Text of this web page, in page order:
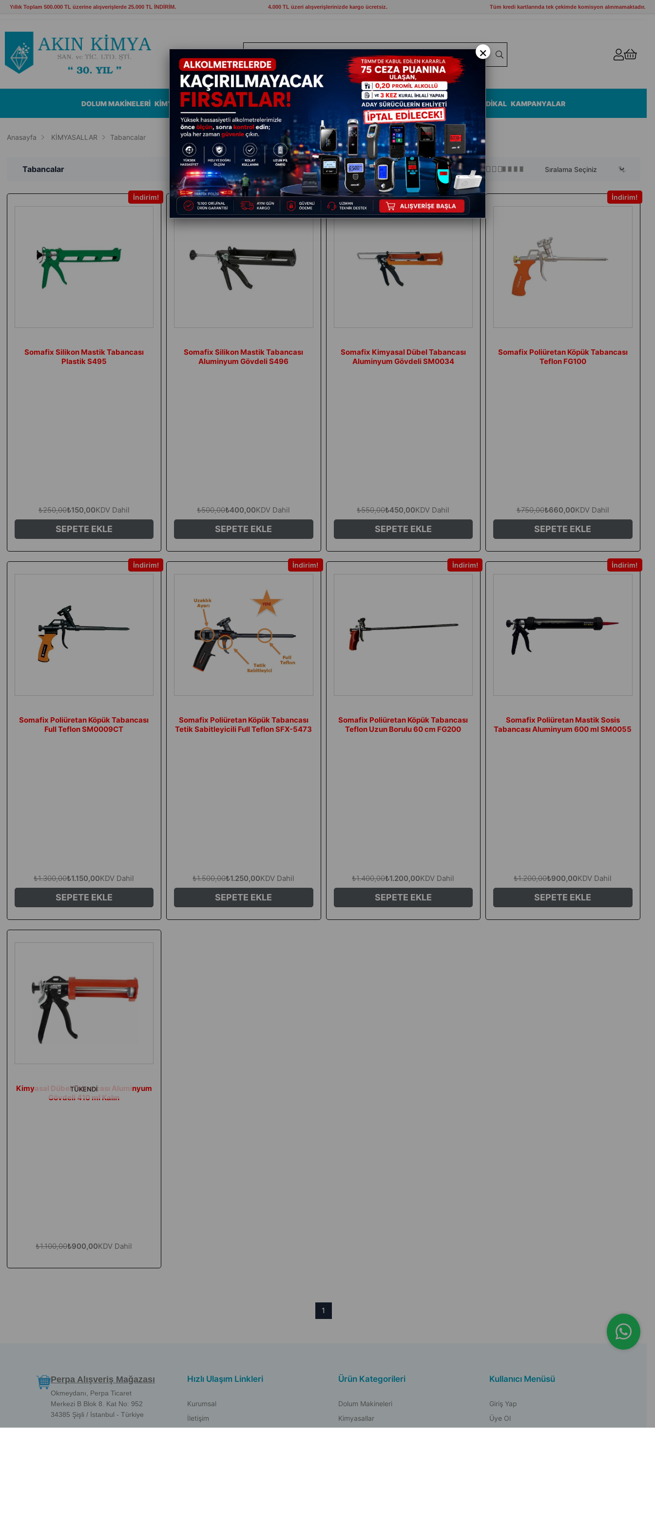
Yıllık Toplam 500.000 TL üzerine alışverişlerde 25.000 TL İNDİRİM. 4.000 TL üzeri alışverişlerinizde kargo ücretsiz. Tüm kredi kartlarında tek çekimde komisyon alınmamaktadır.
DOLUM MAKİNELERİ KİMYASALLAR BANTLAR HIRDAVAT ELEKTRİKLİ ALETLER BAHÇE VE KAMP MALZEMELERİ MEDİKAL KAMPANYALAR
Anasayfa KİMYASALLAR Tabancalar
Tabancalar
Somafix Silikon Mastik Tabancası
Plastik S495
₺150,00KDV Dahil
₺250,00
SEPETE EKLE
İndirim
Somafix Silikon Mastik Tabancası
Aluminyum Gövdeli S496
₺400,00KDV Dahil
₺500,00
SEPETE EKLE
İndirim
Somafix Kimyasal Dübel Tabancası
Aluminyum Gövdeli SM0034
₺450,00KDV Dahil
₺550,00
SEPETE EKLE
İndirim
Somafix Poliüretan Köpük Tabancası
Teflon FG100
₺660,00KDV Dahil
₺750,00
SEPETE EKLE
İndirim
Somafix Poliüretan Köpük Tabancası
Full Teflon SM0009CT
₺1.150,00KDV Dahil
₺1.300,00
SEPETE EKLE
İndirim
Somafix Poliüretan Köpük Tabancası
Tetik Sabitleyicili Full Teflon SFX-5473
₺1.250,00KDV Dahil
₺1.500,00
SEPETE EKLE
İndirim
Somafix Poliüretan Köpük Tabancası
Teflon Uzun Borulu 60 cm FG200
₺1.200,00KDV Dahil
₺1.400,00
SEPETE EKLE
İndirim
Somafix Poliüretan Mastik Sosis
Tabancası Aluminyum 600 ml SM0055
₺900,00KDV Dahil
₺1.200,00
SEPETE EKLE
İndirim
TÜKENDI
Kimyasal Dübel Tabancası Aluminyum
Gövdeli 410 ml Kalın
₺900,00KDV Dahil
₺1.100,00
1
Perpa Alışveriş Mağazası
Okmeydanı, Perpa Ticaret
Merkezi B Blok 8. Kat No: 952
34385 Şişli / İstanbul - Türkiye
Hızlı Ulaşım Linkleri
Kurumsal
İletişim
Ürün Kategorileri
Dolum Makineleri
Kimyasallar
Kullanıcı Menüsü
Giriş Yap
Üye Ol
×